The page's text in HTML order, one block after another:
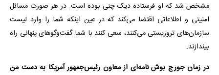
مشخص شد که او فرستاده دیک چنی بوده است. در هر صورت مسائل
امنیتی و اطلاعاتی اقتضا می‌کند که در عین اینکه شما را وارد لیست
سازمان‌های تروریستی می‌کنند، سعی کنند با شما گفت‌وگوهای پنهانی راه
بیندازند.
در زمان جورج بوش نامه‌ای از معاون رئیس‌جمهور آمریکا به دست من